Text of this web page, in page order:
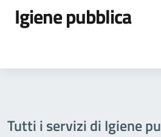
Igiene pubblica
Tutti i servizi di Igiene